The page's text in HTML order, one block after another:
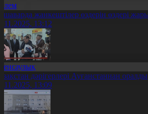
жанкештілер өздерін өздері
13:12
дәрігерлері Ауғанстаннан оралды
13:09